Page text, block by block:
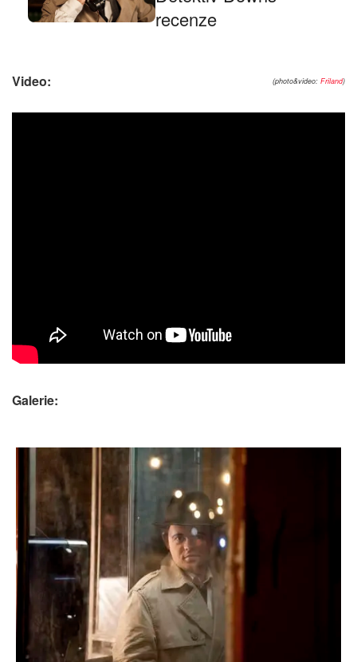
recenze
(photo&video: Friland)
Video:
Galerie: